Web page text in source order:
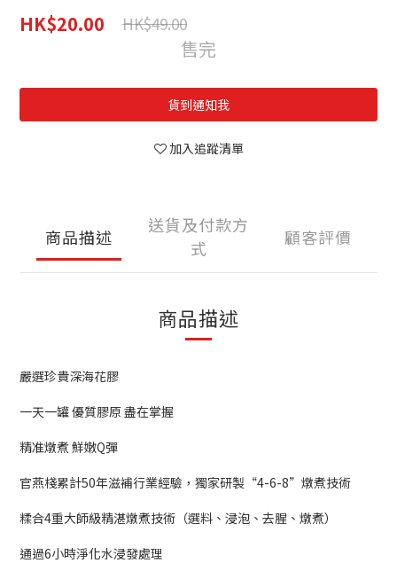
HK$20.00 HK$49.00
售完
貨到通知我
加入追蹤清單
商品描述
送貨及付款方
式
顧客評價
商品描述
嚴選珍貴深海花膠
一天一罐 優質膠原 盡在掌握
精准燉煮 鮮嫩Q彈
官燕棧累計50年滋補行業經驗，獨家研製“4-6-8”燉煮技術
糅合4重大師級精湛燉煮技術（選料、浸泡、去腥、燉煮）
通過6小時淨化水浸發處理